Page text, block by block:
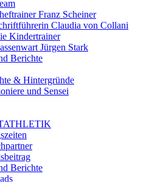
Franz Scheiner
Claudia von Collani
Kindertrainer
Jürgen Stark
Berichte
& Hintergründe
und Sensei
Berichte